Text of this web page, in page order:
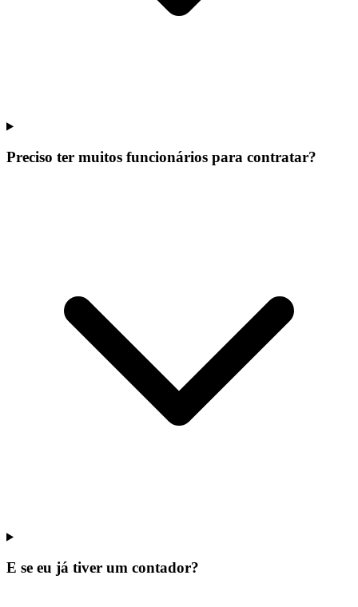
Preciso ter muitos funcionários para contratar?
E se eu já tiver um contador?